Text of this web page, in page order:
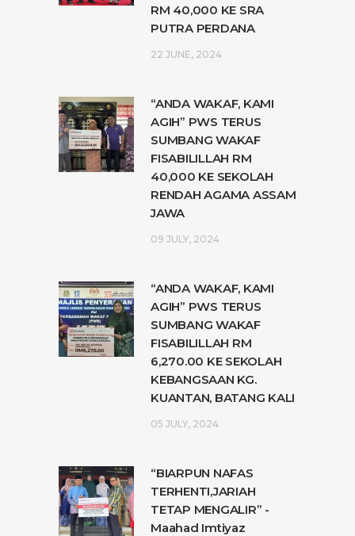
RM 40,000 KE SRA
PUTRA PERDANA
22 JUNE, 2024
“ANDA WAKAF, KAMI
AGIH” PWS TERUS
SUMBANG WAKAF
FISABILILLAH RM
40,000 KE SEKOLAH
RENDAH AGAMA ASSAM
JAWA
09 JULY, 2024
“ANDA WAKAF, KAMI
AGIH” PWS TERUS
SUMBANG WAKAF
FISABILILLAH RM
6,270.00 KE SEKOLAH
KEBANGSAAN KG.
KUANTAN, BATANG KALI
05 JULY, 2024
“BIARPUN NAFAS
TERHENTI,JARIAH
TETAP MENGALIR” -
Maahad Imtiyaz